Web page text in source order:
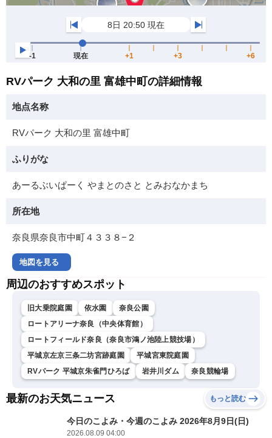
RVパーク 大和の里 富雄中町の詳細情報
地点名称
RVパーク 大和の里 富雄中町
ふりがな
あーるぶいぱーく やまとのさと とみおなかまち
所在地
奈良県奈良市中町４３３８−２
地図を見る
周辺のおすすめスポット
旧大乗院庭園 依水園
奈良公園
ロートアリーナ奈良（中央体育館）
ロートフィールド奈良（奈良市鴻ノ池陸上競技場）
平城京左京三条二坊宮跡庭園
平城宮東院庭園
RVパーク 平城京朱雀門ひろば
岩井川ダム 奈良競輪場
最新のお天気ニュース もっと読む
今日のこよみ・今週のこよみ 2026年8月9日(日)
2026.08.09 04:00